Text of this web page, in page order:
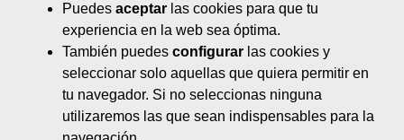
Puedes aceptarlas cookies para que tu
experiencia en la web sea óptima.
También puedes configurarlas cookies y
seleccionar solo aquellas que quiera permitir en
tu navegador. Si no seleccionas ninguna
utilizaremos las que sean indispensables para la
horas)
Negocios online y comercio
electrónico (80 horas)
Neuromarketing (35 horas)